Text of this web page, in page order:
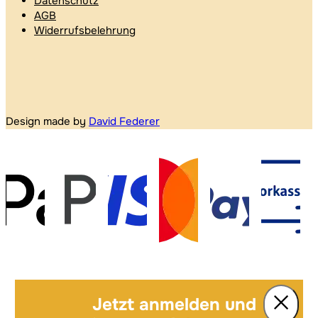
AGB
Widerrufsbelehrung
Design made by David Federer
Jetzt anmelden und